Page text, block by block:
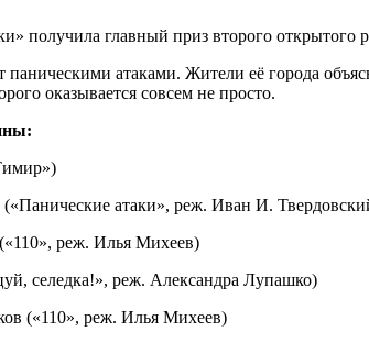
получила главный приз второго
паническими атаками. Жители её города
оказывается совсем не просто.
(«Панические атаки», реж. Иван И.
(«110», реж. Илья Михеев)
селедка!», реж. Александра Лупашко)
(«110», реж. Илья Михеев)